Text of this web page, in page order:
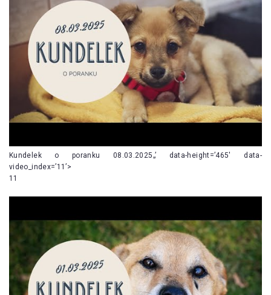
Kundelek o poranku 08.03.2025„’ data-height=’465′ data-
video_index=’11’>
11